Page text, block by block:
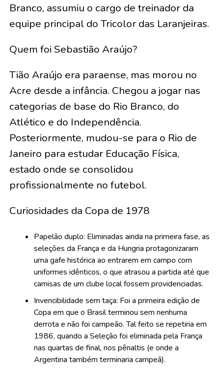
Branco, assumiu o cargo de treinador da
equipe principal do Tricolor das Laranjeiras.
Quem foi Sebastião Araújo?
Tião Araújo era paraense, mas morou no
Acre desde a infância. Chegou a jogar nas
categorias de base do Rio Branco, do
Atlético e do Independência.
Posteriormente, mudou-se para o Rio de
Janeiro para estudar Educação Física,
estado onde se consolidou
profissionalmente no futebol.
Curiosidades da Copa de 1978
Papelão duplo: Eliminadas ainda na primeira fase, as
seleções da França e da Hungria protagonizaram
uma gafe histórica ao entrarem em campo com
uniformes idênticos, o que atrasou a partida até que
camisas de um clube local fossem providenciadas.
Invencibilidade sem taça: Foi a primeira edição de
Copa em que o Brasil terminou sem nenhuma
derrota e não foi campeão. Tal feito se repetiria em
1986, quando a Seleção foi eliminada pela França
nas quartas de final, nos pênaltis (e onde a
Argentina também terminaria campeã).